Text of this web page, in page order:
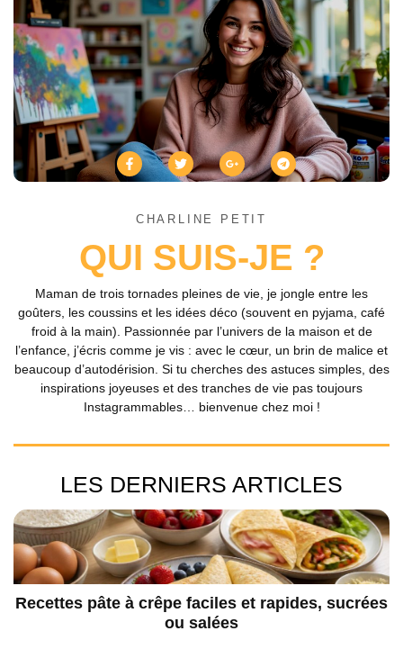
CHARLINE PETIT
QUI SUIS-JE ?
Maman de trois tornades pleines de vie, je jongle entre les
goûters, les coussins et les idées déco (souvent en pyjama, café
froid à la main). Passionnée par l’univers de la maison et de
l’enfance, j’écris comme je vis : avec le cœur, un brin de malice et
beaucoup d’autodérision. Si tu cherches des astuces simples, des
inspirations joyeuses et des tranches de vie pas toujours
Instagrammables… bienvenue chez moi !
LES DERNIERS ARTICLES
Recettes pâte à crêpe faciles et rapides, sucrées
ou salées